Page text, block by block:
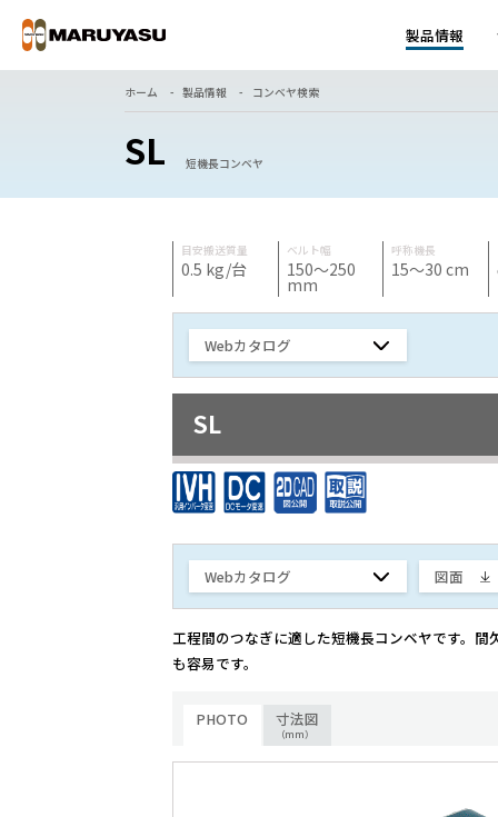
製品情報
ホーム 製品情報 コンベヤ検索
SL 短機長コンベヤ
目安搬送質量
0.5 kg/台
ベルト幅
150～250
mm
呼称機長
15～30 cm
Webカタログ
SL
Webカタログ 図面
工程間のつなぎに適した短機長コンベヤです。
も容易です。
PHOTO 寸法図
（mm）